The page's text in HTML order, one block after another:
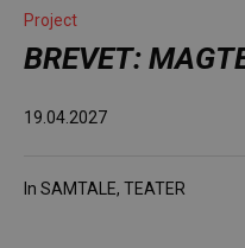
Project
BREVET:
19.04.2027
In SAMTALE, TEATER